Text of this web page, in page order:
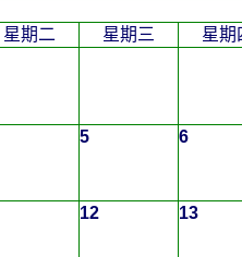
星期二 星期三 星期
5 6
12 13